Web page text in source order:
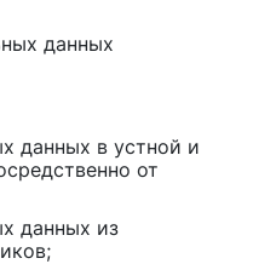
данных
данных в устной и
от
данных из